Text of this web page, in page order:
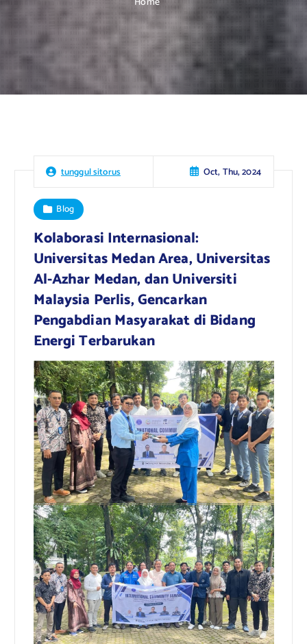
tunggul sitorus Oct, Thu, 2024
Blog
Kolaborasi Internasional:
Universitas Medan Area, Universitas
Al-Azhar Medan, dan Universiti
Malaysia Perlis, Gencarkan
Pengabdian Masyarakat di Bidang
Energi Terbarukan